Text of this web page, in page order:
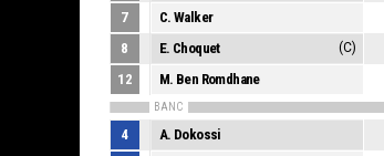
7 C. Walker
8 E. Choquet (C)
12 M. Ben Romdhane
BANC
4 A. Dokossi